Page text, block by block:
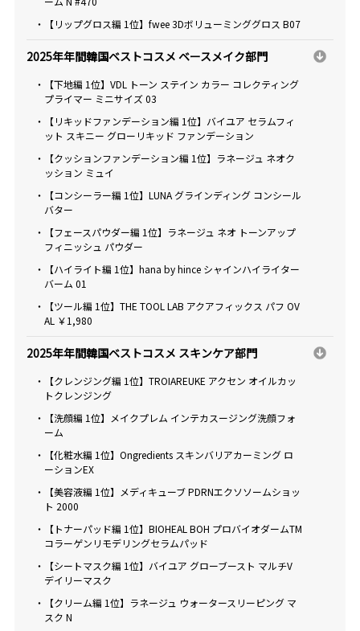
・【リップグロス編 1位】fwee 3Dボリューミンググロス B07
2025年年間韓国ベストコスメ ベースメイク部門
・【下地編 1位】VDL トーン ステイン カラー コレクティング
プライマー ミニサイズ 03
・【リキッドファンデーション編 1位】バイユア セラムフィ
ット スキニー グローリキッド ファンデーション
・【クッションファンデーション編 1位】ラネージュ ネオク
ッション ミュイ
・【コンシーラー編 1位】LUNA グラインディング コンシール
バター
・【フェースパウダー編 1位】ラネージュ ネオ トーンアップ
フィニッシュ パウダー
・【ハイライト編 1位】hana by hince シャインハイライター
バーム 01
・【ツール編 1位】THE TOOL LAB アクアフィックス パフ OV
AL ￥1,980
2025年年間韓国ベストコスメ スキンケア部門
・【クレンジング編 1位】TROIAREUKE アクセン オイルカッ
トクレンジング
・【洗顔編 1位】メイクプレム インテカスージング洗顔フォ
ーム
・【化粧水編 1位】Ongredients スキンバリアカーミング ロ
ーションEX
・【美容液編 1位】メディキューブ PDRNエクソソームショッ
ト 2000
・【トナーパッド編 1位】BIOHEAL BOH プロバイオダームTM
コラーゲンリモデリングセラムパッド
・【シートマスク編 1位】バイユア グローブースト マルチV
デイリーマスク
・【クリーム編 1位】ラネージュ ウォータースリーピング マ
スク N